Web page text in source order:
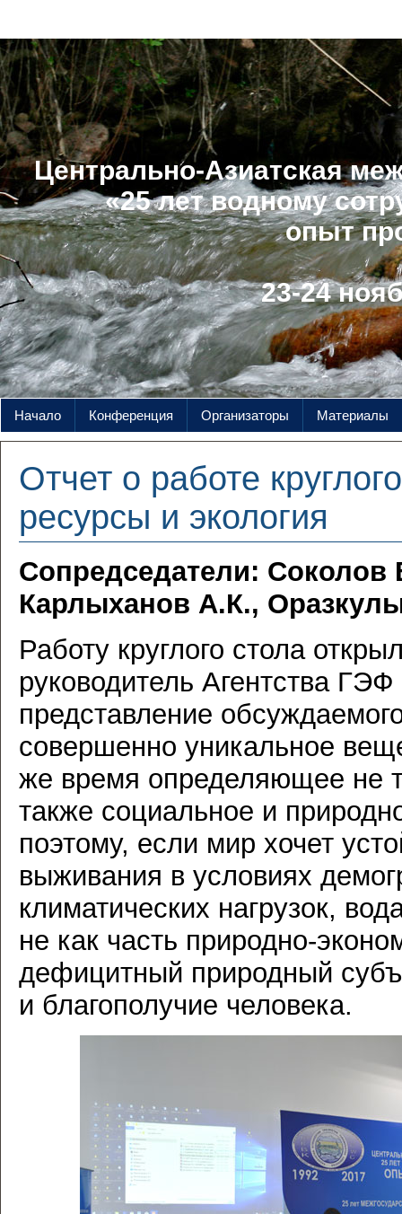
Центрально-Азиатская
«25 лет водному
опыт
23-24
Начало Конференция Организаторы Материалы
Отчет о работе
ресурсы и экология
Сопредседатели:
Карлыханов А.К.,
Работу круглого стола
руководитель Агентства
представление
совершенно уникальное
же время определяющее не
также социальное и
поэтому, если мир хочет
выживания в условиях
климатических нагрузок,
не как часть природно-
дефицитный природный
и благополучие человека.